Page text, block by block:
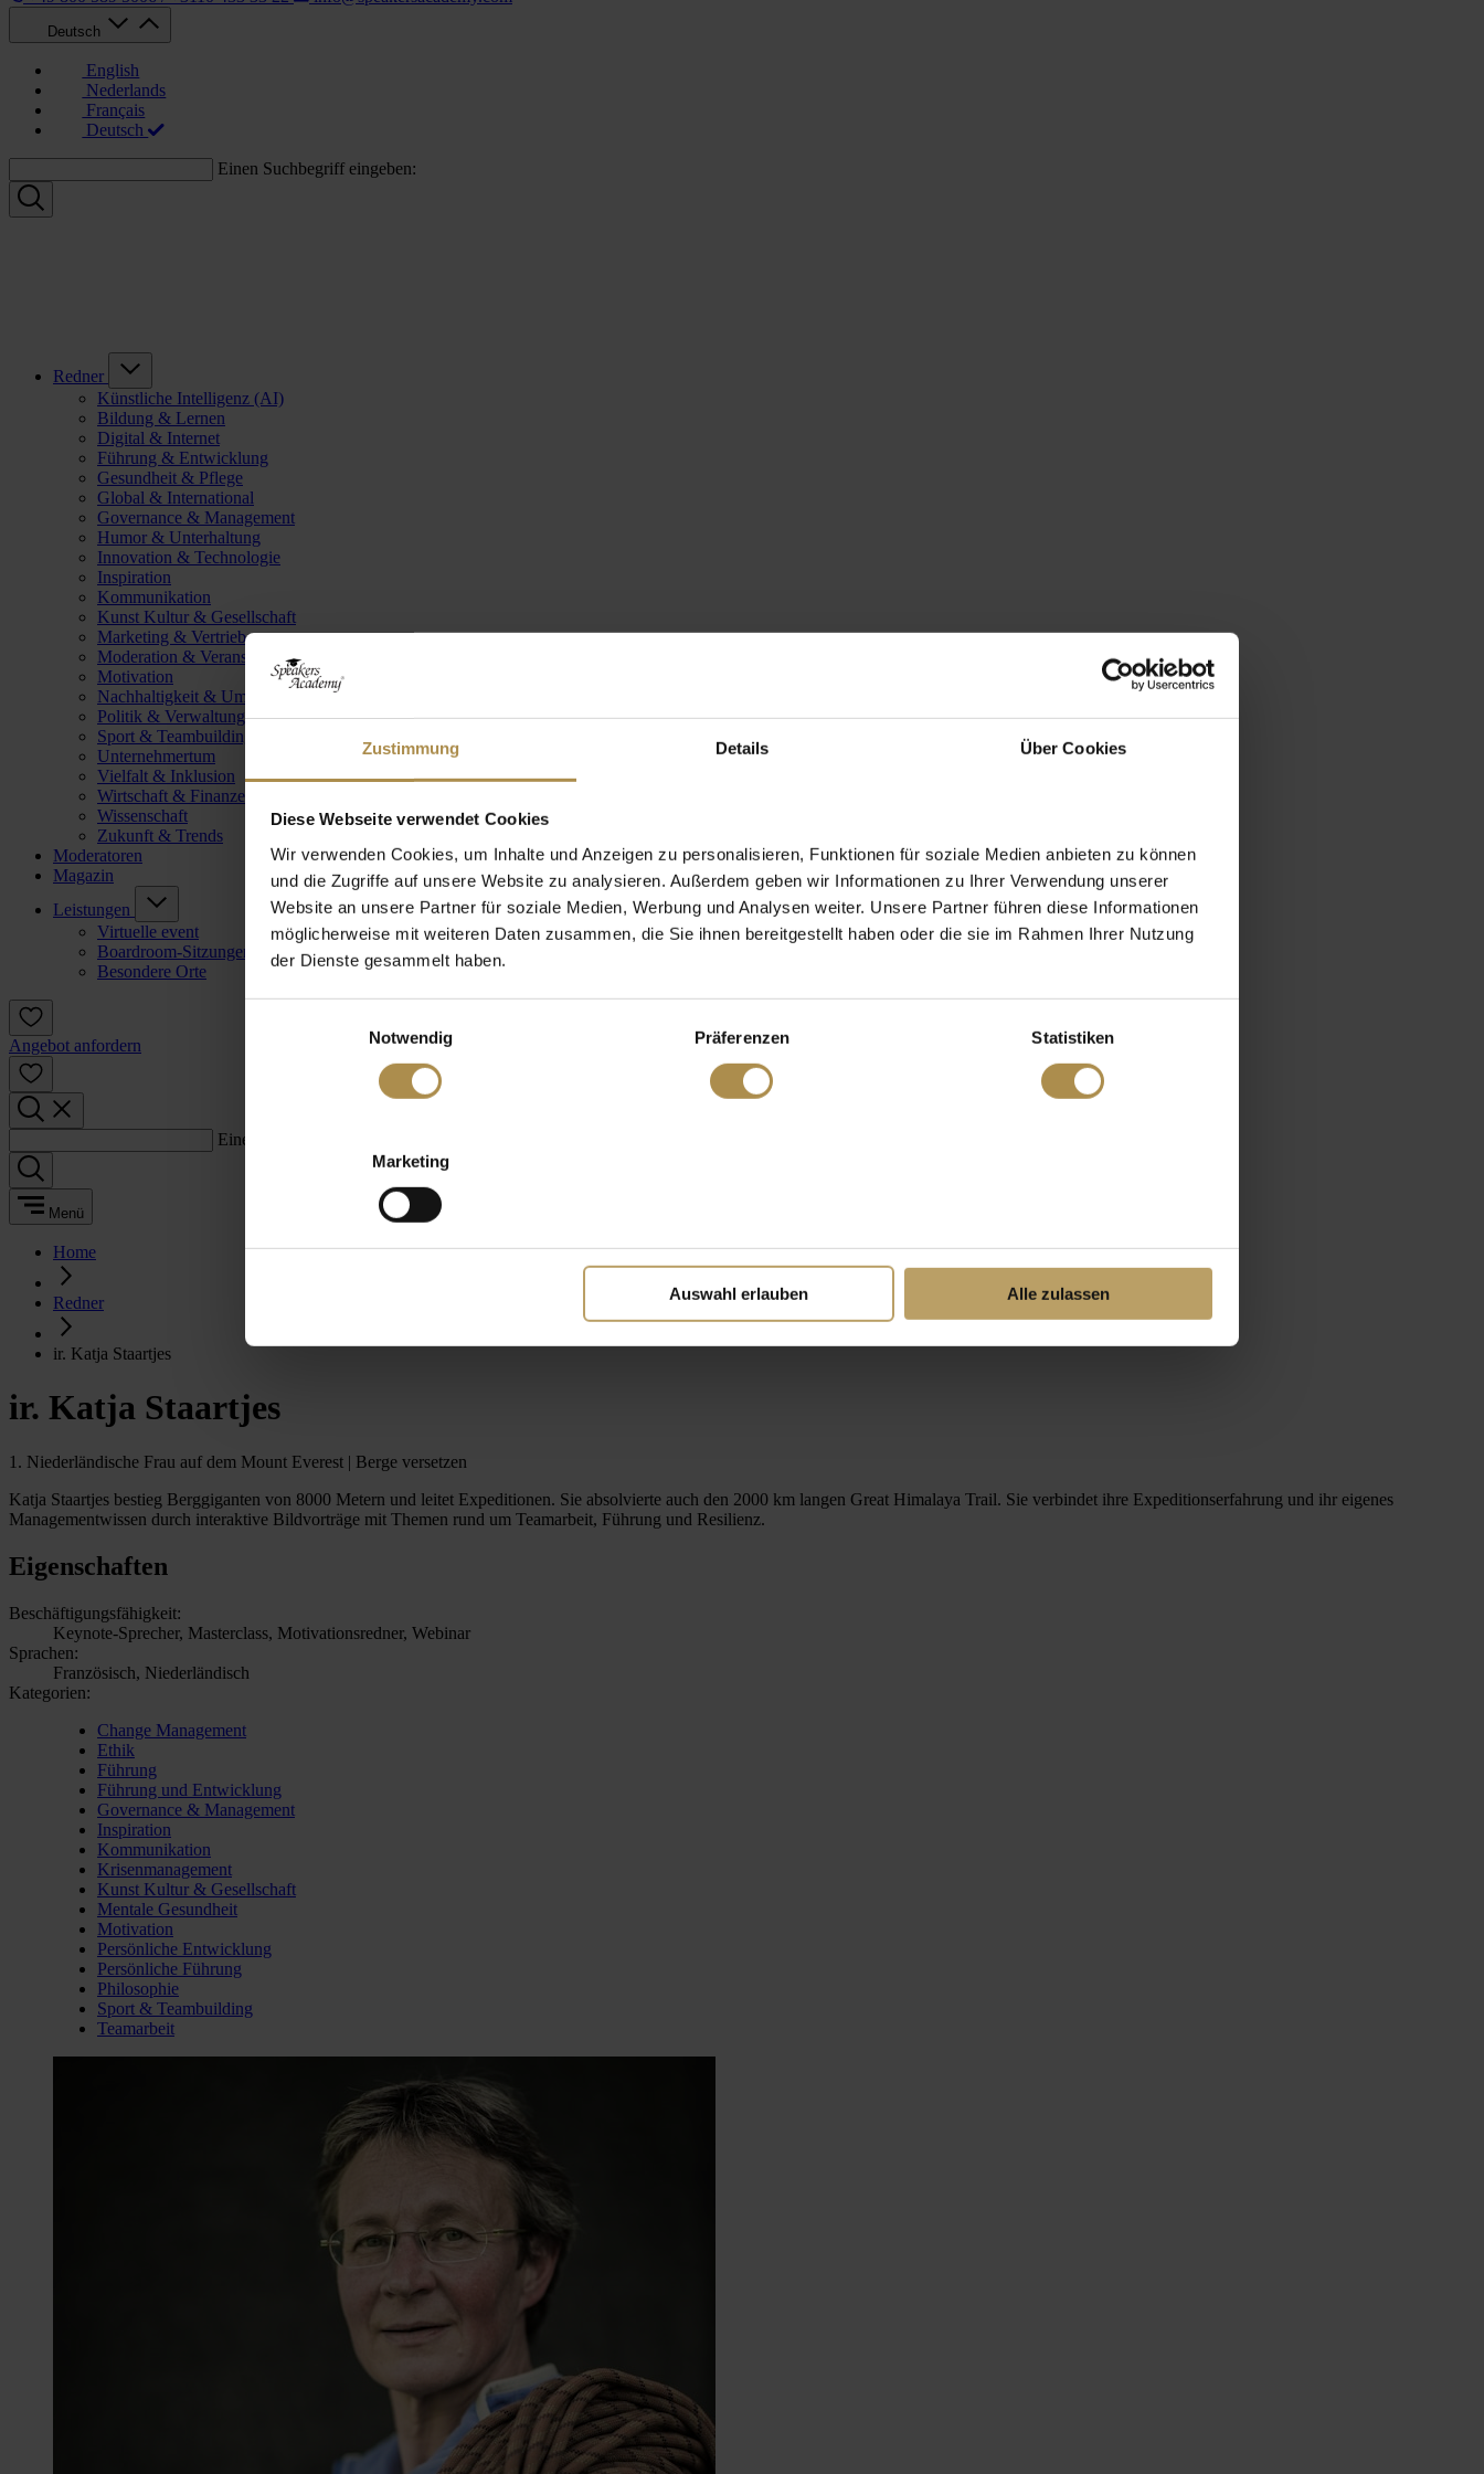
Zustimmung Details Über Cookies
Diese Webseite verwendet Cookies
Wir verwenden Cookies, um Inhalte und Anzeigen zu personalisieren, Funktionen für soziale Medien anbieten zu können
und die Zugriffe auf unsere Website zu analysieren. Außerdem geben wir Informationen zu Ihrer Verwendung unserer
Website an unsere Partner für soziale Medien, Werbung und Analysen weiter. Unsere Partner führen diese Informationen
möglicherweise mit weiteren Daten zusammen, die Sie ihnen bereitgestellt haben oder die sie im Rahmen Ihrer Nutzung
der Dienste gesammelt haben.
Notwendig
Präferenzen Statistiken
Marketing
Auswahl erlauben Alle zulassen
Deutsch
English
Nederlands
Français
Deutsch
Einen Suchbegriff eingeben:
Redner
Künstliche Intelligenz (AI)
Bildung & Lernen
Digital & Internet
Führung & Entwicklung
Gesundheit & Pflege
Global & International
Governance & Management
Humor & Unterhaltung
Innovation & Technologie
Inspiration
Kommunikation
Kunst Kultur & Gesellschaft
Marketing & Vertrieb
Moderation & Veranstaltungsleitung
Motivation
Nachhaltigkeit & Umwelt
Politik & Verwaltung
Sport & Teambuilding
Unternehmertum
Vielfalt & Inklusion
Wirtschaft & Finanzen
Wissenschaft
Zukunft & Trends
Moderatoren
Magazin
Leistungen
Virtuelle event
Boardroom-Sitzungen
Besondere Orte
Angebot anfordern
Einen Suchbegriff eingeben:
Menü
Home
Redner
ir. Katja Staartjes
ir. Katja Staartjes
1. Niederländische Frau auf dem Mount Everest | Berge versetzen
Katja Staartjes bestieg Berggiganten von 8000 Metern und leitet Expeditionen. Sie absolvierte auch den 2000 km langen Great Himalaya Trail. Sie verbindet ihre Expeditionserfahrung und ihr eigenes
Managementwissen durch interaktive Bildvorträge mit Themen rund um Teamarbeit, Führung und Resilienz.
Eigenschaften
Beschäftigungsfähigkeit:
Keynote-Sprecher, Masterclass, Motivationsredner, Webinar
Sprachen:
Französisch, Niederländisch
Kategorien:
Change Management
Ethik
Führung
Führung und Entwicklung
Governance & Management
Inspiration
Kommunikation
Krisenmanagement
Kunst Kultur & Gesellschaft
Mentale Gesundheit
Motivation
Persönliche Entwicklung
Persönliche Führung
Philosophie
Sport & Teambuilding
Teamarbeit